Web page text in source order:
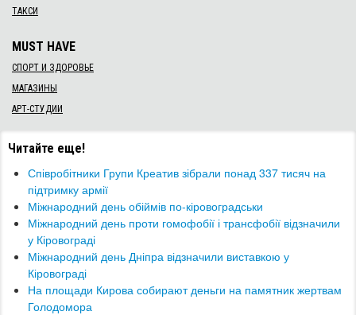
ТАКСИ
MUST HAVE
СПОРТ И ЗДОРОВЬЕ
МАГАЗИНЫ
АРТ-СТУДИИ
Читайте еще!
Співробітники Групи Креатив зібрали понад 337 тисяч на
підтримку армії
Міжнародний день обіймів по-кіровоградськи
Міжнародний день проти гомофобії і трансфобії відзначили
у Кіровограді
Міжнародний день Дніпра відзначили виставкою у
Кіровограді
На площади Кирова собирают деньги на памятник жертвам
Голодомора